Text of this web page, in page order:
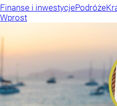
Finanse i inwestycjePodróże
Wprost